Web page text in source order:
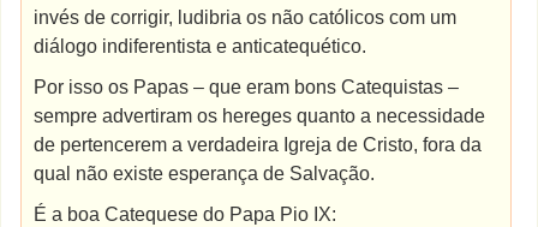
invés de corrigir, ludibria os não católicos com um
diálogo indiferentista e anticatequético.
Por isso os Papas – que eram bons Catequistas –
sempre advertiram os hereges quanto a necessidade
de pertencerem a verdadeira Igreja de Cristo, fora da
qual não existe esperança de Salvação.
É a boa Catequese do Papa Pio IX: